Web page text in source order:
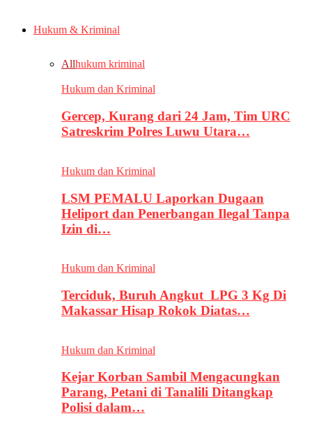
Hukum & Kriminal
Allhukum kriminal
Hukum dan Kriminal
Gercep, Kurang dari 24 Jam, Tim URC
Satreskrim Polres Luwu Utara…
Hukum dan Kriminal
LSM PEMALU Laporkan Dugaan
Heliport dan Penerbangan Ilegal Tanpa
Izin di…
Hukum dan Kriminal
Terciduk, Buruh Angkut LPG 3 Kg Di
Makassar Hisap Rokok Diatas…
Hukum dan Kriminal
Kejar Korban Sambil Mengacungkan
Parang, Petani di Tanalili Ditangkap
Polisi dalam…